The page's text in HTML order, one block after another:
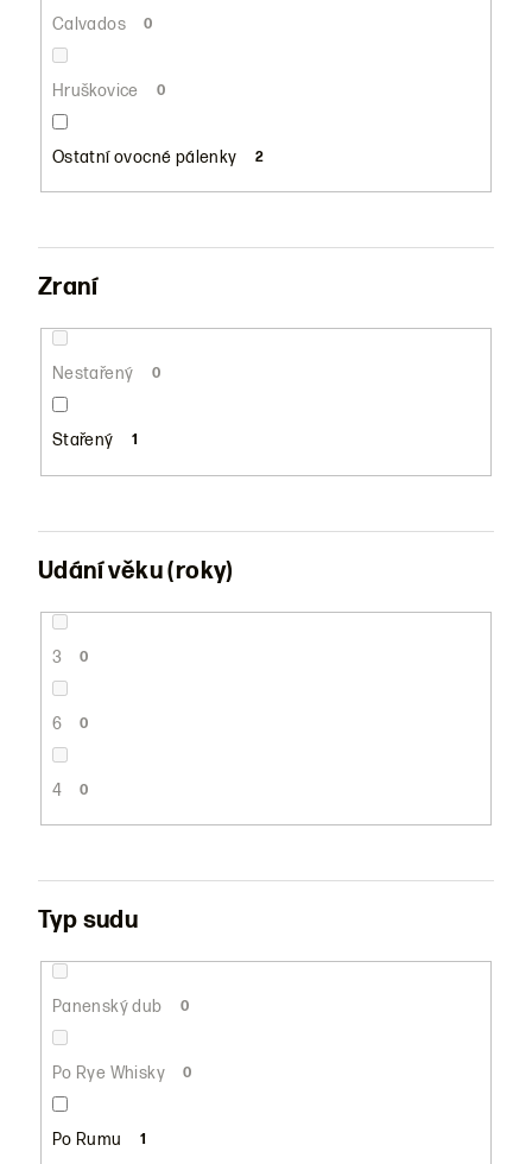
Calvados 0
Hruškovice 0
Ostatní ovocné pálenky 2
Zraní
Nestařený 0
Stařený 1
Udání věku (roky)
3 0
6 0
4 0
Typ sudu
Panenský dub 0
Po Rye Whisky 0
Po Rumu 1